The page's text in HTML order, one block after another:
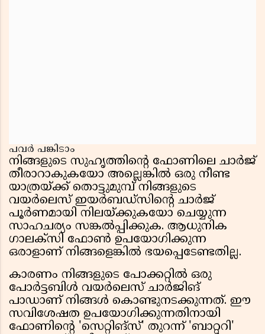
പവർ പങ്കിടാം
നിങ്ങളുടെ സുഹൃത്തിൻ്റെ ഫോണിലെ ചാർജ്
തീരാറാകുകയോ അല്ലെങ്കിൽ ഒരു നീണ്ട
യാത്രയ്ക്ക് തൊട്ടുമുമ്പ് നിങ്ങളുടെ
വയർലെസ് ഇയർബഡ്സിൻ്റെ ചാർജ്
പൂർണമായി നിലയ്ക്കുകയോ ചെയ്യുന്ന
സാഹചര്യം സങ്കൽപ്പിക്കുക. ആധുനിക
ഗാലക്സി ഫോൺ ഉപയോഗിക്കുന്ന
ഒരാളാണ് നിങ്ങളെങ്കിൽ ഭയപ്പെടേണ്ടതില്ല.
കാരണം നിങ്ങളുടെ പോക്കറ്റിൽ ഒരു
പോർട്ടബിൾ വയർലെസ് ചാർജിങ്
പാഡാണ് നിങ്ങൾ കൊണ്ടുനടക്കുന്നത്. ഈ
സവിശേഷത ഉപയോഗിക്കുന്നതിനായി
ഫോണിൻ്റെ 'സെറ്റിങ്സ്' തുറന്ന് 'ബാറ്ററി'